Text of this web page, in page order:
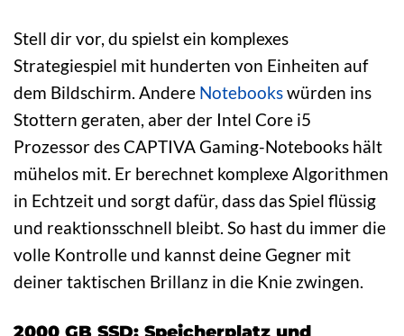
Stell dir vor, du spielst ein komplexes
Strategiespiel mit hunderten von Einheiten auf
dem Bildschirm. Andere Notebookswürden ins
Stottern geraten, aber der Intel Core i5
Prozessor des CAPTIVA Gaming-Notebooks hält
mühelos mit. Er berechnet komplexe Algorithmen
in Echtzeit und sorgt dafür, dass das Spiel flüssig
und reaktionsschnell bleibt. So hast du immer die
volle Kontrolle und kannst deine Gegner mit
deiner taktischen Brillanz in die Knie zwingen.
2000 GB SSD: Speicherplatz und